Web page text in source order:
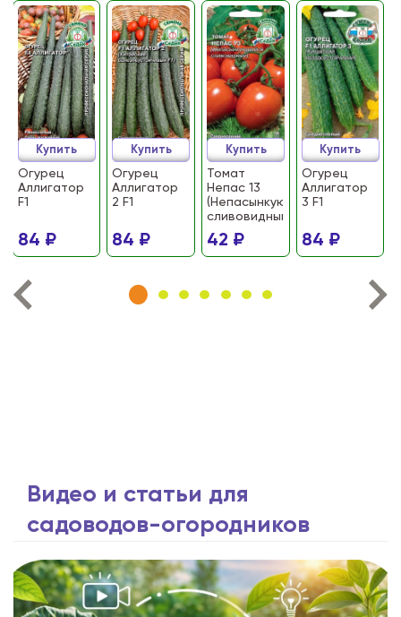
Огурец
Аллигатор
F1
84 ₽
Купить
Огурец
Аллигатор
2 F1
84 ₽
Купить
Томат
Непас 13
(Непасынкующийся
сливовидный)
42 ₽
Купить
Огурец
Аллигатор
3 F1
84 ₽
Купить
Видео и статьи для
садоводов-огородников